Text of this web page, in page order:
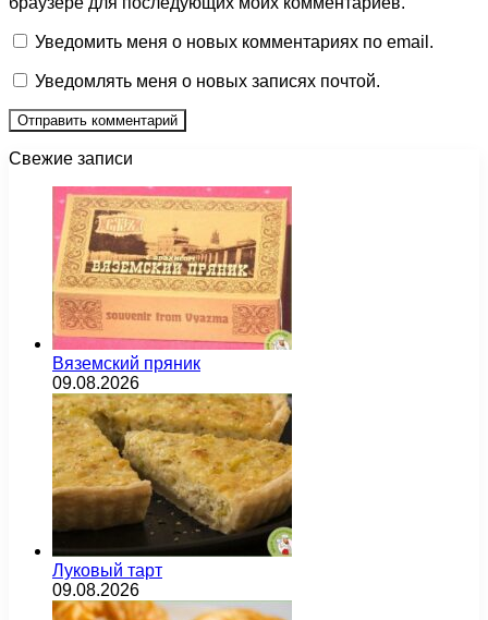
Уведомить меня о новых комментариях по email.
Уведомлять меня о новых записях почтой.
Свежие записи
Вяземский пряник
09.08.2026
Луковый тарт
09.08.2026